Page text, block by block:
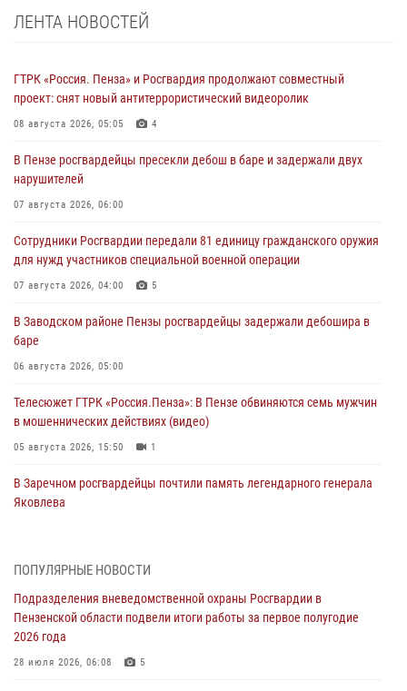
ЛЕНТА НОВОСТЕЙ
ГТРК «Россия. Пенза» и Росгвардия продолжают совместный
проект: снят новый антитеррористический видеоролик
08 августа 2026, 05:05 4
В Пензе росгвардейцы пресекли дебош в баре и задержали двух
нарушителей
07 августа 2026, 06:00
Сотрудники Росгвардии передали 81 единицу гражданского оружия
для нужд участников специальной военной операции
07 августа 2026, 04:00 5
В Заводском районе Пензы росгвардейцы задержали дебошира в
баре
06 августа 2026, 05:00
Телесюжет ГТРК «Россия.Пенза»: В Пензе обвиняются семь мужчин
в мошеннических действиях (видео)
05 августа 2026, 15:50 1
В Заречном росгвардейцы почтили память легендарного генерала
Яковлева
Сотрудники пензенского ОМОН «Страж» познакомили участников
05 августа 2026, 06:15
В Пензе сотрудники Росгвардии оказали помощь
дезориентированному пенсионеру
ПОПУЛЯРНЫЕ НОВОСТИ
Подразделения вневедомственной охраны Росгвардии в
Пензенской области подвели итоги работы за первое полугодие
2026 года
28 июля 2026, 06:08 5